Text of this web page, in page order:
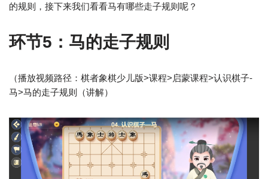
的规则，接下来我们看看马有哪些走子规则呢？
环节5：马的走子规则
（播放视频路径：棋者象棋少儿版>课程>启蒙课程>认识棋子-
马>马的走子规则（讲解）